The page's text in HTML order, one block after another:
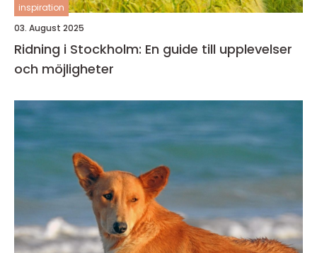
inspiration
03. August 2025
Ridning i Stockholm: En guide till upplevelser
och möjligheter